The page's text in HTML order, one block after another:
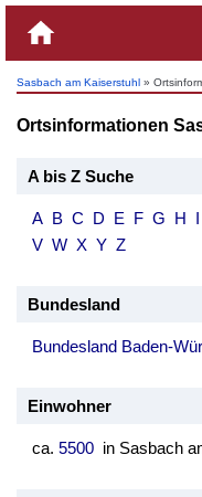
Sasbach am Kaiserstuhl »
Ortsinformationen
A bis Z Suche
A B C D E F G H I
V W X Y Z
Bundesland
Bundesland Baden-
Einwohner
ca. 5500 in Sasbach